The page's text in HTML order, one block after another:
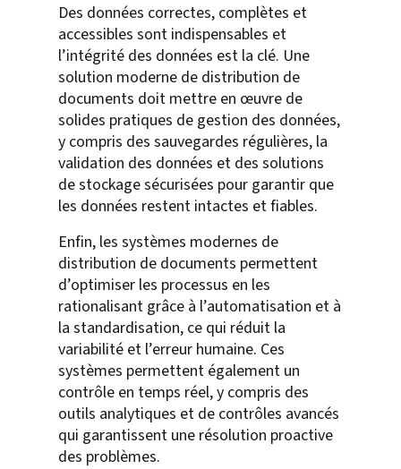
Des données correctes, complètes et
accessibles sont indispensables et
l’intégrité des données est la clé. Une
solution moderne de distribution de
documents doit mettre en œuvre de
solides pratiques de gestion des données,
y compris des sauvegardes régulières, la
validation des données et des solutions
de stockage sécurisées pour garantir que
les données restent intactes et fiables.
Enfin, les systèmes modernes de
distribution de documents permettent
d’optimiser les processus en les
rationalisant grâce à l’automatisation et à
la standardisation, ce qui réduit la
variabilité et l’erreur humaine. Ces
systèmes permettent également un
contrôle en temps réel, y compris des
outils analytiques et de contrôles avancés
qui garantissent une résolution proactive
des problèmes.